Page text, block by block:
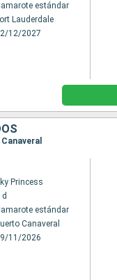
estándar
Lauderdale
12/2027
Princess
d
estándar
Canaveral
11/2026